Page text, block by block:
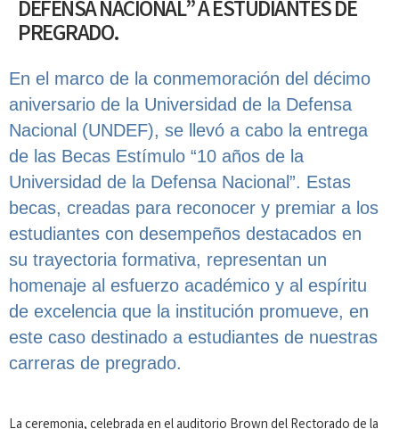
DEFENSA NACIONAL” A ESTUDIANTES DE
PREGRADO.
En el marco de la conmemoración del décimo
aniversario de la Universidad de la Defensa
Nacional (UNDEF), se llevó a cabo la entrega
de las Becas Estímulo “10 años de la
Universidad de la Defensa Nacional”. Estas
becas, creadas para reconocer y premiar a los
estudiantes con desempeños destacados en
su trayectoria formativa, representan un
homenaje al esfuerzo académico y al espíritu
de excelencia que la institución promueve, en
este caso destinado a estudiantes de nuestras
carreras de pregrado.